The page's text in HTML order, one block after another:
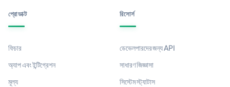
প্রোডাক্ট
ফিচার
অ্যাপ এবং ইন্টিগ্রেশন
মূল্য
রিসোর্স
ডেভেলপারদের জন্য API
সাধারণ জিজ্ঞাসা
সিস্টেম স্ট্যাটাস